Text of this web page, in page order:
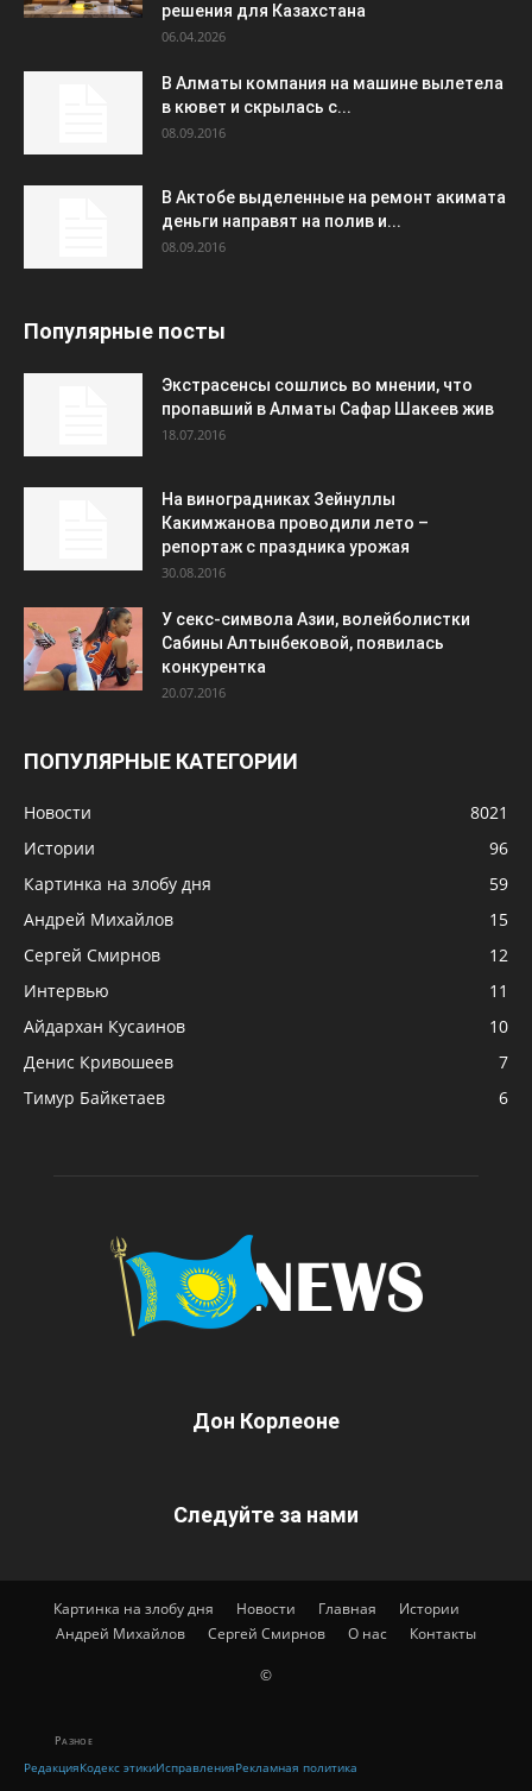
решения для Казахстана
06.04.2026
В Алматы компания на машине вылетела
в кювет и скрылась с...
08.09.2016
В Актобе выделенные на ремонт акимата
деньги направят на полив и...
08.09.2016
Популярные посты
Экстрасенсы сошлись во мнении, что
пропавший в Алматы Сафар Шакеев жив
18.07.2016
На виноградниках Зейнуллы
Какимжанова проводили лето –
репортаж с праздника урожая
30.08.2016
У секс-символа Азии, волейболистки
Сабины Алтынбековой, появилась
конкурентка
20.07.2016
ПОПУЛЯРНЫЕ КАТЕГОРИИ
Новости
8021
Истории
96
Картинка на злобу дня
59
Андрей Михайлов
15
Сергей Смирнов
12
Интервью
11
Айдархан Кусаинов
10
Денис Кривошеев
7
Тимур Байкетаев
6
Дон Корлеоне
Следуйте за нами
Картинка на злобу дня Новости Главная
Истории
Андрей Михайлов
Сергей Смирнов О нас Контакты
©
Разное
РедакцияКодекс этикиИсправленияРекламная политика